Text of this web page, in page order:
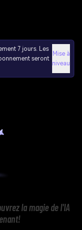
7 jours. Les
seront
Mise à
niveau
la magie de l'IA